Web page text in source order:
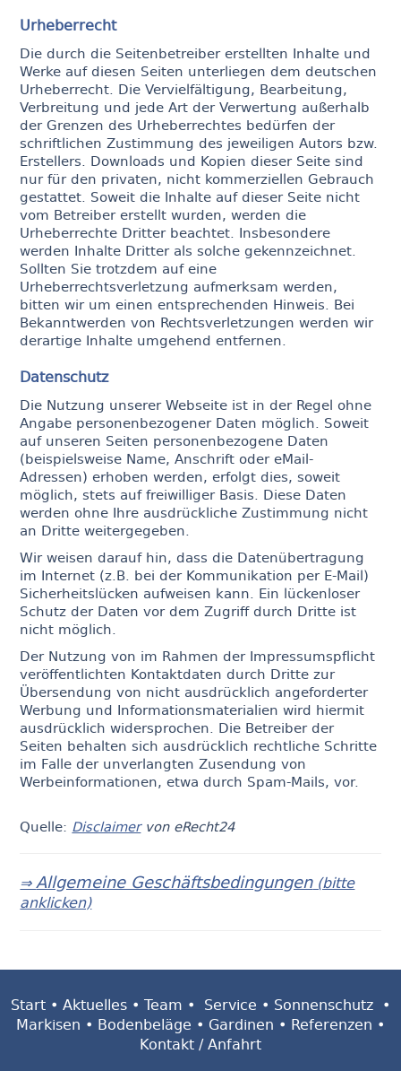
Urheberrecht
Die durch die Seitenbetreiber erstellten Inhalte und
Werke auf diesen Seiten unterliegen dem deutschen
Urheberrecht. Die Vervielfältigung, Bearbeitung,
Verbreitung und jede Art der Verwertung außerhalb
der Grenzen des Urheberrechtes bedürfen der
schriftlichen Zustimmung des jeweiligen Autors bzw.
Erstellers. Downloads und Kopien dieser Seite sind
nur für den privaten, nicht kommerziellen Gebrauch
gestattet. Soweit die Inhalte auf dieser Seite nicht
vom Betreiber erstellt wurden, werden die
Urheberrechte Dritter beachtet. Insbesondere
werden Inhalte Dritter als solche gekennzeichnet.
Sollten Sie trotzdem auf eine
Urheberrechtsverletzung aufmerksam werden,
bitten wir um einen entsprechenden Hinweis. Bei
Bekanntwerden von Rechtsverletzungen werden wir
derartige Inhalte umgehend entfernen.
Datenschutz
Die Nutzung unserer Webseite ist in der Regel ohne
Angabe personenbezogener Daten möglich. Soweit
auf unseren Seiten personenbezogene Daten
(beispielsweise Name, Anschrift oder eMail-
Adressen) erhoben werden, erfolgt dies, soweit
möglich, stets auf freiwilliger Basis. Diese Daten
werden ohne Ihre ausdrückliche Zustimmung nicht
an Dritte weitergegeben.
Wir weisen darauf hin, dass die Datenübertragung
im Internet (z.B. bei der Kommunikation per E-Mail)
Sicherheitslücken aufweisen kann. Ein lückenloser
Schutz der Daten vor dem Zugriff durch Dritte ist
nicht möglich.
Der Nutzung von im Rahmen der Impressumspflicht
veröffentlichten Kontaktdaten durch Dritte zur
Übersendung von nicht ausdrücklich angeforderter
Werbung und Informationsmaterialien wird hiermit
ausdrücklich widersprochen. Die Betreiber der
Seiten behalten sich ausdrücklich rechtliche Schritte
im Falle der unverlangten Zusendung von
Werbeinformationen, etwa durch Spam-Mails, vor.
Quelle: Disclaimervon eRecht24
⇒Allgemeine Geschäftsbedingungen(bitte
anklicken)
Start • Aktuelles • Team • Service • Sonnenschutz •
Markisen • Bodenbeläge • Gardinen • Referenzen •
Kontakt / Anfahrt